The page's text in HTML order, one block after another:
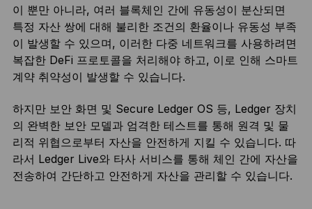
이 뿐만 아니라, 여러 블록체인 간에 유동성이 분산되면
특정 자산 쌍에 대해 불리한 조건의 환율이나 유동성 부족
이 발생할 수 있으며, 이러한 다중 네트워크를 사용하려면
복잡한 DeFi 프로토콜을 처리해야 하고, 이로 인해 스마트
계약 취약성이 발생할 수 있습니다.
하지만 보안 화면 및 Secure Ledger OS 등, Ledger 장치
의 완벽한 보안 모델과 엄격한 테스트를 통해 원격 및 물
리적 위협으로부터 자산을 안전하게 지킬 수 있습니다. 따
라서 Ledger Live와 타사 서비스를 통해 체인 간에 자산을
전송하여 간단하고 안전하게 자산을 관리할 수 있습니다.